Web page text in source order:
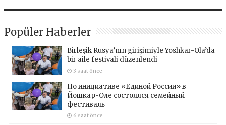
Popüler Haberler
Birleşik Rusya’nın girişimiyle Yoshkar-Ola’da
bir aile festivali düzenlendi
3 saat önce
По инициативе «Единой России» в
Йошкар-Оле состоялся семейный
фестиваль
6 saat önce